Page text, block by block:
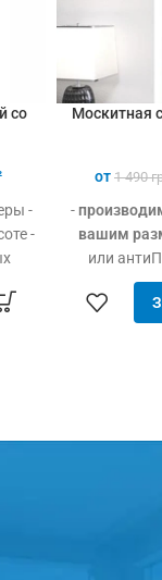
со
-
-
Москитная
от 1 490
-
вашим
или
очень
пуха и